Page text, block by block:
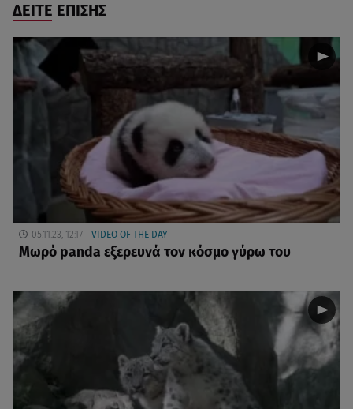
ΔΕΙΤΕ ΕΠΙΣΗΣ
05.11.23, 12:17 VIDEO OF THE DAY
Μωρό panda εξερευνά τον κόσμο γύρω του